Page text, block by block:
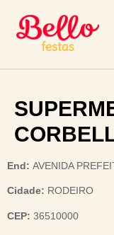
End: AVENIDA
Cidade: RODEIRO
CEP: 36510000